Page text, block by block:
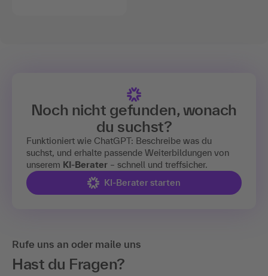
Noch nicht gefunden, wonach
du suchst?
Funktioniert wie ChatGPT: Beschreibe was du
suchst, und erhalte passende Weiterbildungen von
unserem KI-Berater – schnell und treffsicher.
KI-Berater starten
Rufe uns an oder maile uns
Hast du Fragen?